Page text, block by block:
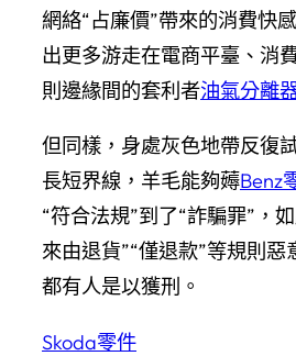
網絡“占廉價”帶來的消費快
出更多游走在電商平臺、消
則邊緣間的套利者油氣分離
但同樣，身處灰色地帶反復
長短界線，羊毛能夠薅Benz
“符合法規”到了“詐騙罪”，
來由退貨”“僅退款”等規則惡
都有人是以獲刑。
Skoda零件